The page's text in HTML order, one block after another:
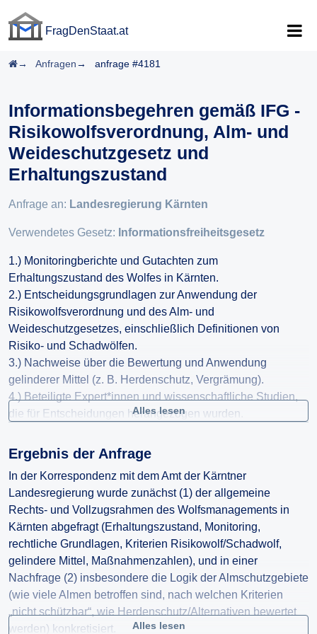
FragDenStaat.at
Startseite
Anfragen anfrage #4181
Informationsbegehren gemäß IFG -
Risikowolfsverordnung, Alm- und
Weideschutzgesetz und
Erhaltungszustand
Anfrage an: Landesregierung Kärnten
Verwendetes Gesetz: Informationsfreiheitsgesetz
1.) Monitoringberichte und Gutachten zum
Erhaltungszustand des Wolfes in Kärnten.
2.) Entscheidungsgrundlagen zur Anwendung der
Risikowolfsverordnung und des Alm- und
Weideschutzgesetzes, einschließlich Definitionen von
Risiko- und Schadwölfen.
3.) Nachweise über die Bewertung und Anwendung
gelinderer Mittel (z. B. Herdenschutz, Vergrämung).
4.) Beteiligte Expert*innen und wissenschaftliche Studien,
die für Entscheidungen herangezogen wurden.
Rechtsgrundlage.
6.) Darstellung, wie die oben genannten Regelungen mit
FFH-Richtlinie und EuGH-Rechtsprechung (Urteil vom
11.07.2024) in Einklang stehen.
Alles lesen
Ergebnis der Anfrage
In der Korrespondenz mit dem Amt der Kärntner
Landesregierung wurde zunächst (1) der allgemeine
Rechts- und Vollzugsrahmen des Wolfsmanagements in
Kärnten abgefragt (Erhaltungszustand, Monitoring,
rechtliche Grundlagen, Kriterien Risikowolf/Schadwolf,
gelindere Mittel, Maßnahmenzahlen), und in einer
Nachfrage (2) insbesondere die Logik der Almschutzgebiete
(wie viele Almen betroffen sind, nach welchen Kriterien
„nicht schützbar“, wie Herdenschutz/Alternativen bewertet
werden) konkretisiert.
Alles lesen